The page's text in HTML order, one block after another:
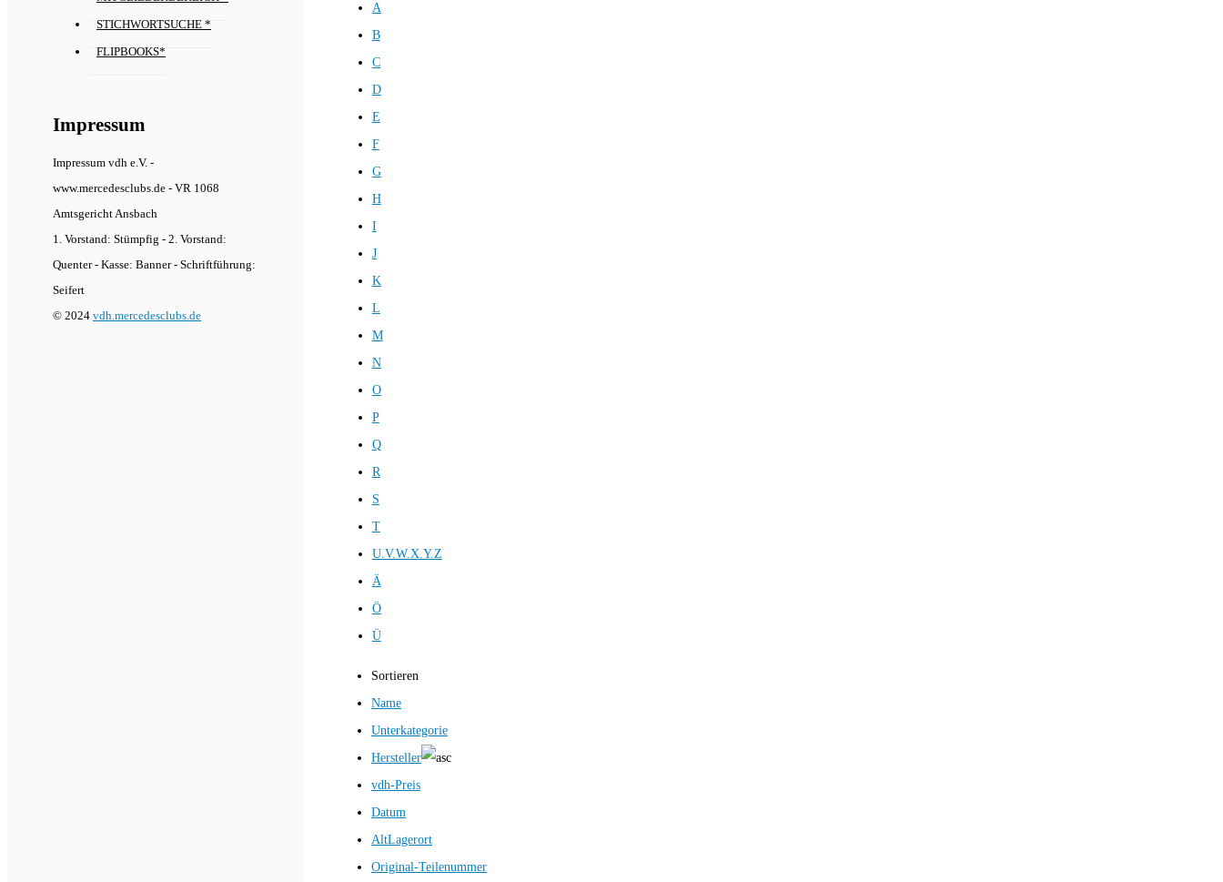
STICHWORTSUCHE *
FLIPBOOKS*
Impressum
Impressum vdh e.V. -
www.mercedesclubs.de - VR 1068
Amtsgericht Ansbach
1. Vorstand: Stümpfig - 2. Vorstand:
Quenter - Kasse: Banner - Schriftführung:
Seifert
© 2024 vdh.mercedesclubs.de
A
B
C
D
E
F
G
H
I
J
K
L
M
N
O
P
Q
R
S
T
U.V.W.X.Y.Z
Ä
Ö
Ü
Sortieren
Name
Unterkategorie
Hersteller
vdh-Preis
Datum
AltLagerort
Original-Teilenummer